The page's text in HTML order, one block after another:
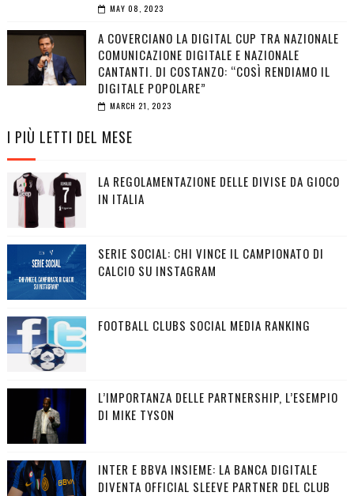
MAY 08, 2023
A COVERCIANO LA DIGITAL CUP TRA NAZIONALE
COMUNICAZIONE DIGITALE E NAZIONALE
CANTANTI. DI COSTANZO: “COSÌ RENDIAMO IL
DIGITALE POPOLARE”
MARCH 21, 2023
I PIÙ LETTI DEL MESE
LA REGOLAMENTAZIONE DELLE DIVISE DA GIOCO
IN ITALIA
SERIE SOCIAL: CHI VINCE IL CAMPIONATO DI
CALCIO SU INSTAGRAM
FOOTBALL CLUBS SOCIAL MEDIA RANKING
L’IMPORTANZA DELLE PARTNERSHIP, L’ESEMPIO
DI MIKE TYSON
INTER E BBVA INSIEME: LA BANCA DIGITALE
DIVENTA OFFICIAL SLEEVE PARTNER DEL CLUB